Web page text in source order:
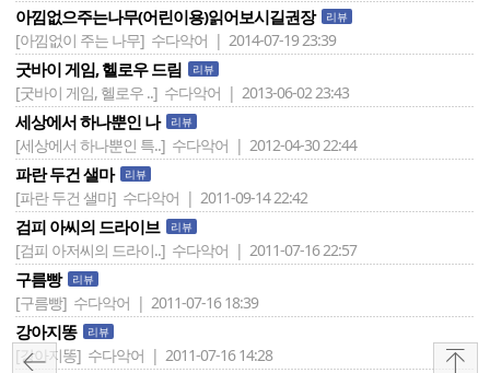
아낌없으주는나무(어린이용)읽어보시길권장 리뷰
[아낌없이 주는 나무] 수다악어 | 2014-07-19 23:39
굿바이 게임, 헬로우 드림 리뷰
[굿바이 게임, 헬로우 ..] 수다악어 | 2013-06-02 23:43
세상에서 하나뿐인 나 리뷰
[세상에서 하나뿐인 특..] 수다악어 | 2012-04-30 22:44
파란 두건 샐마 리뷰
[파란 두건 샐마] 수다악어 | 2011-09-14 22:42
검피 아씨의 드라이브 리뷰
[검피 아저씨의 드라이..] 수다악어 | 2011-07-16 22:57
구름빵 리뷰
[구름빵] 수다악어 | 2011-07-16 18:39
강아지똥 리뷰
[강아지똥] 수다악어 | 2011-07-16 14:28